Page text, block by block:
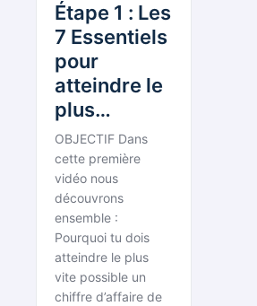
Étape 1 : Les
7 Essentiels
pour
atteindre le
plus
rapidement
possible 50
000€ de CA
annuel
OBJECTIF Dans
cette première
vidéo nous
découvrons
ensemble :
Pourquoi tu dois
atteindre le plus
vite possible un
chiffre d’affaire de